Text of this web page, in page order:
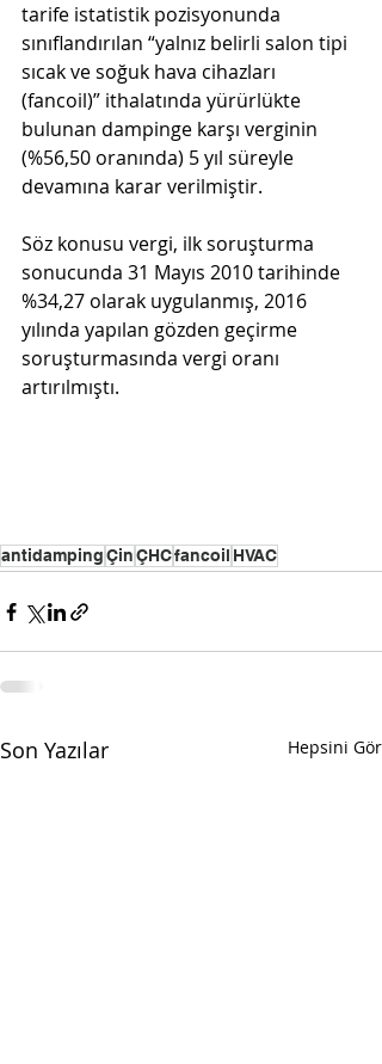
tarife istatistik pozisyonunda
sınıflandırılan “yalnız belirli salon tipi
sıcak ve soğuk hava cihazları
(fancoil)” ithalatında yürürlükte
bulunan dampinge karşı verginin
(%56,50 oranında) 5 yıl süreyle
devamına karar verilmiştir.
Söz konusu vergi, ilk soruşturma
sonucunda 31 Mayıs 2010 tarihinde
%34,27 olarak uygulanmış, 2016
yılında yapılan gözden geçirme
soruşturmasında vergi oranı
artırılmıştı.
antidampingÇinÇHCfancoil HVAC
Son Yazılar Hepsini Gör